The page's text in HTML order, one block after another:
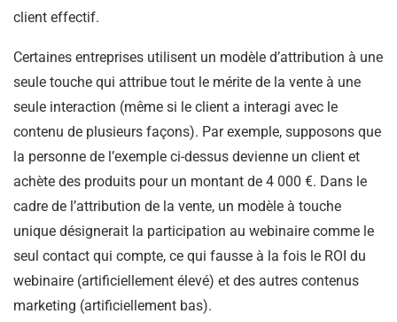
client effectif.
Certaines entreprises utilisent un modèle d’attribution à une
seule touche qui attribue tout le mérite de la vente à une
seule interaction (même si le client a interagi avec le
contenu de plusieurs façons). Par exemple, supposons que
la personne de l’exemple ci-dessus devienne un client et
achète des produits pour un montant de 4 000 €. Dans le
cadre de l’attribution de la vente, un modèle à touche
unique désignerait la participation au webinaire comme le
seul contact qui compte, ce qui fausse à la fois le ROI du
webinaire (artificiellement élevé) et des autres contenus
marketing (artificiellement bas).